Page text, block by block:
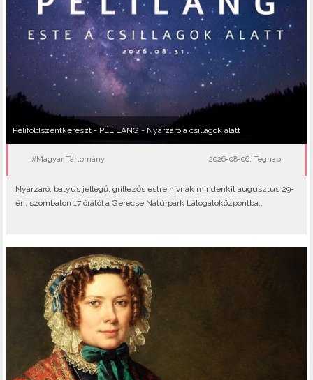
Péliföldszentkereszt - PÉLILÁNG - Nyárzáró a csillagok alatt
#Magyar Tartomány 2026-08-06, Tegnap
Nyárzáró, batyus jellegű, grillezős estre hívnak mindenkit augusztus 29-
én, szombaton 17 órától a Gerecse Natúrpark Látogatóközpontba..